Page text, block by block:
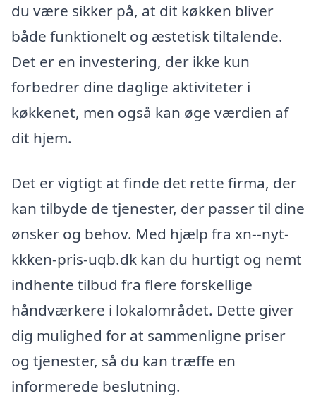
du være sikker på, at dit køkken bliver
både funktionelt og æstetisk tiltalende.
Det er en investering, der ikke kun
forbedrer dine daglige aktiviteter i
køkkenet, men også kan øge værdien af
dit hjem.
Det er vigtigt at finde det rette firma, der
kan tilbyde de tjenester, der passer til dine
ønsker og behov. Med hjælp fra xn--nyt-
kkken-pris-uqb.dk kan du hurtigt og nemt
indhente tilbud fra flere forskellige
håndværkere i lokalområdet. Dette giver
dig mulighed for at sammenligne priser
og tjenester, så du kan træffe en
informerede beslutning.